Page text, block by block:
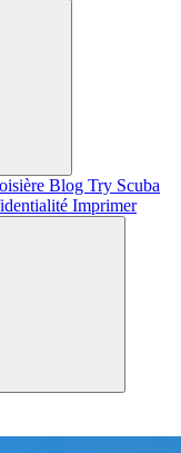
Blog Try Scuba
Imprimer